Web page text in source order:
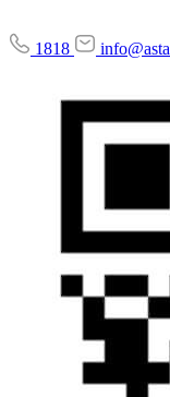
1818